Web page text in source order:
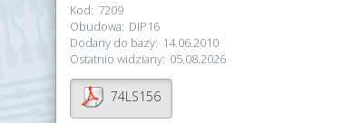
Kod: 7209
Obudowa: DIP16
Dodany do bazy: 14.06.2010
Ostatnio widziany: 05.08.2026
74LS156